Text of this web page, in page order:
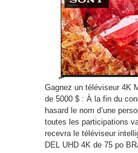
Gagnez un téléviseur 4K
de 5000 $ : À la fin du
hasard le nom d’une
toutes les participations
recevra le téléviseur
DEL UHD 4K de 75 po